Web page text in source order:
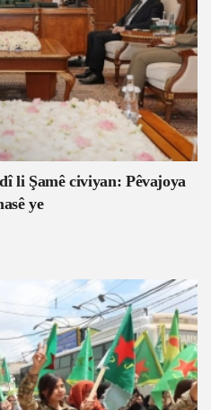
li Şamê civiyan: Pêvajoya
ye